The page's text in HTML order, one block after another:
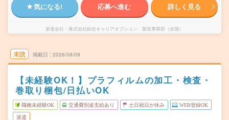
気になる! 応募へ進む 詳しく見る
派遣会社 株式会社綜合キャリアオプション 製造事業部（全国）
未読 掲載日 2026/08/09
【未経験OK！】プラフィルムの加工・検査・
巻取り梱包/日払いOK
職種未経験OK 交通費別途支給あり 土日祝日が休み WEB登録OK
派遣